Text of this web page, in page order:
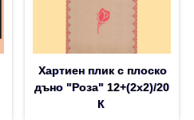
Хартиен плик с плоско
дъно "Роза" 12+(2х2)/20
К